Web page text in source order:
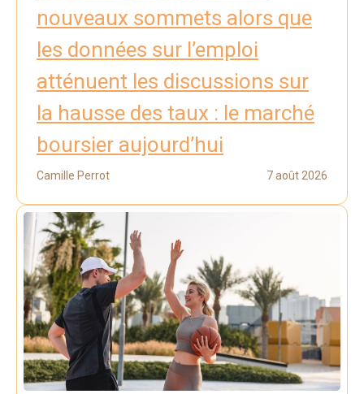
nouveaux sommets alors que
les données sur l’emploi
atténuent les discussions sur
la hausse des taux : le marché
boursier aujourd’hui
Camille Perrot 7 août 2026